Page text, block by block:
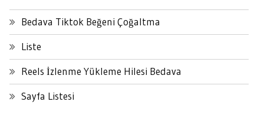
Bedava Tiktok Beğeni Çoğaltma
Liste
Reels İzlenme Yükleme Hilesi Bedava
Sayfa Listesi